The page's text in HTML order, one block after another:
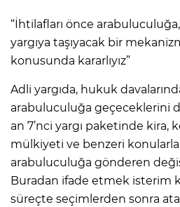
“İhtilafları önce
yargıya taşıyacak bir
konusunda kararlıyız”
Adli yargıda, hukuk
arabuluculuğa geçeceklerini
an 7’nci yargı paketinde
mülkiyeti ve benzeri konularla
arabuluculuğa gönderen
Buradan ifade etmek isterim
süreçte seçimlerden sonra